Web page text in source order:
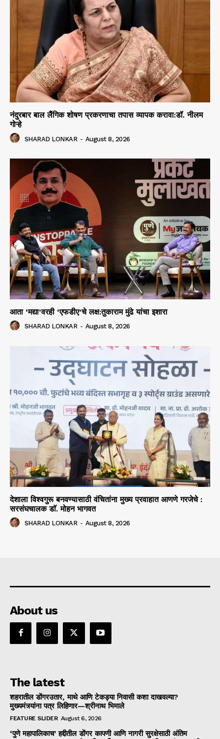
नंदुरबार बाल लैंगिक शोषण प्रकरणाचा तपास व्यापक करावा:डॉ. नीलम
गोऱ्हे
SHARAD LONKAR - August 8, 2026
आता ‘मद्या’वरही ‘एफडीए’चे लक्ष:तुकाराम मुंढे यांचा इशारा
SHARAD LONKAR - August 8, 2026
देशाला विश्वगुरू बनवण्यासाठी वंचितांना मुख्य प्रवाहात आणणे गरजेचे :
सरसंघचालक डाॅ. मोहन भागवत
SHARAD LONKAR - August 8, 2026
About us
The latest
शहरातील डोंगरउतार, माथे आणि टेकड्या निवासी कशा दाखवल्या?
मुख्यमंत्र्यांना पत्र लिहिणार—श्रीनाथ भिमाले
FEATURE SLIDER August 6, 2026
‘पुणे महापालिकाच’ हद्दीतील डोंगर कापणी आणि नागरी सुरक्षेसाठी अंतिम